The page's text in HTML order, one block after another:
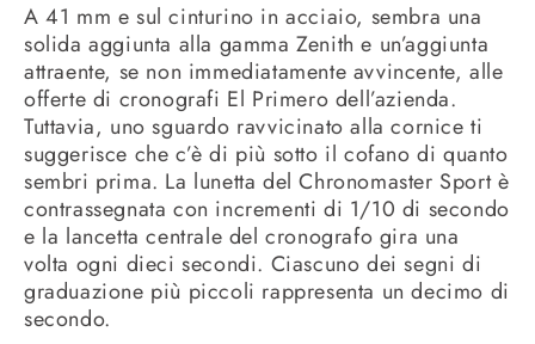
A 41 mm e sul cinturino in acciaio, sembra una
solida aggiunta alla gamma Zenith e un’aggiunta
attraente, se non immediatamente avvincente, alle
offerte di cronografi El Primero dell’azienda.
Tuttavia, uno sguardo ravvicinato alla cornice ti
suggerisce che c’è di più sotto il cofano di quanto
sembri prima. La lunetta del Chronomaster Sport è
contrassegnata con incrementi di 1/10 di secondo
e la lancetta centrale del cronografo gira una
volta ogni dieci secondi. Ciascuno dei segni di
graduazione più piccoli rappresenta un decimo di
secondo.